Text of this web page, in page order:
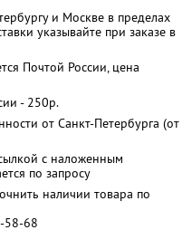
и Москве в пределах
указывайте при заказе в
Почтой России, цена
- 250р.
от Санкт-Петербурга (от
с наложенным
по запросу
наличии товара по
58-68